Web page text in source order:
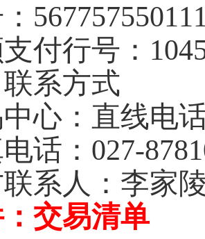
付行号：
系方式
心：直线电
话： 027-
系人：李家
：交易清单